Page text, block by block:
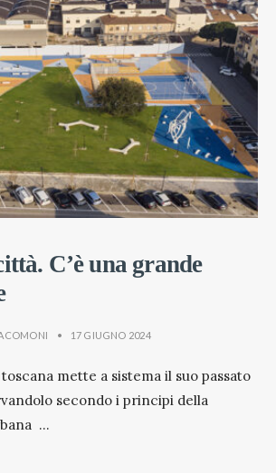
C’è una grande
• 17 GIUGNO 2024
mette a sistema il suo passato
secondo i principi della
...